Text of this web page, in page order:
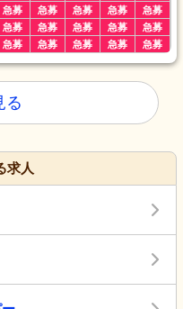
急募 急募 急募 急募 急募
急募 急募 急募 急募 急募
急募 急募 急募 急募 急募
る
求人